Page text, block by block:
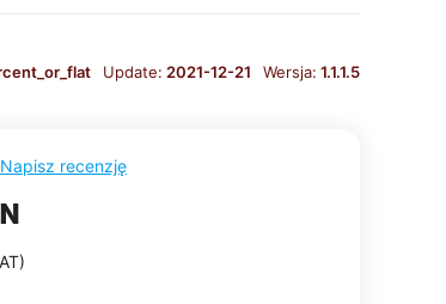
Update: 2021-12-21 Wersja: 1.1.1.5
Napisz recenzję